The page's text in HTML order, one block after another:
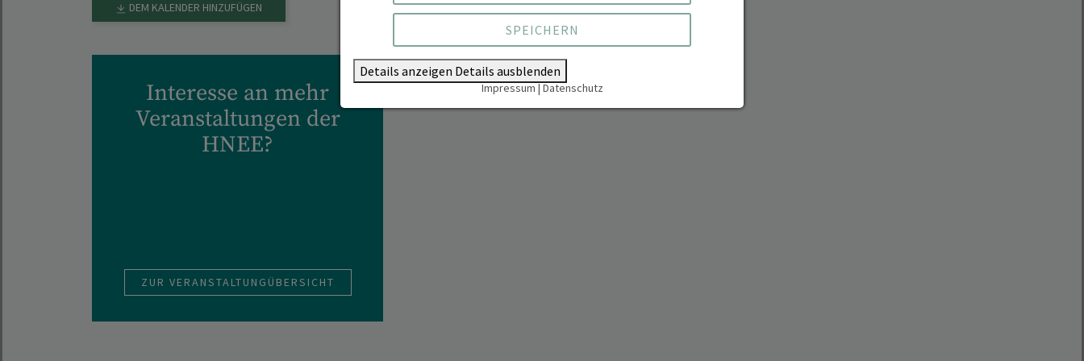
DEM KALENDER HINZUFÜGEN
Interesse an mehr
Veranstaltungen der
HNEE?
ZUR VERANSTALTUNGÜBERSICHT
SPEICHERN
Details anzeigen Details ausblenden
Impressum|Datenschutz